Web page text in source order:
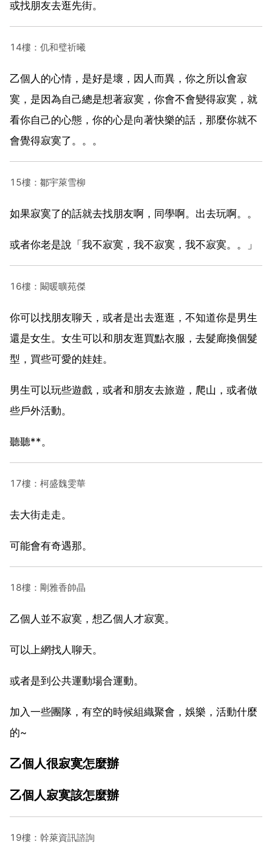
或找朋友去逛先街。
14樓：仉和璧祈曦
乙個人的心情，是好是壞，因人而異，你之所以會寂
寞，是因為自己總是想著寂寞，你會不會變得寂寞，就
看你自己的心態，你的心是向著快樂的話，那麼你就不
會覺得寂寞了。。。
15樓：鄒宇萊雪柳
如果寂寞了的話就去找朋友啊，同學啊。出去玩啊。。
或者你老是說「我不寂寞，我不寂寞，我不寂寞。。」
16樓：闞暖曠苑傑
你可以找朋友聊天，或者是出去逛逛，不知道你是男生
還是女生。女生可以和朋友逛買點衣服，去髮廊換個髮
型，買些可愛的娃娃。
男生可以玩些遊戲，或者和朋友去旅遊，爬山，或者做
些戶外活動。
聽聽**。
17樓：柯盛魏雯華
去大街走走。
可能會有奇遇那。
18樓：剛雅香帥晶
乙個人並不寂寞，想乙個人才寂寞。
可以上網找人聊天。
或者是到公共運動場合運動。
加入一些團隊，有空的時候組織聚會，娛樂，活動什麼
的~
乙個人很寂寞怎麼辦
乙個人寂寞該怎麼辦
19樓：幹萊資訊諮詢